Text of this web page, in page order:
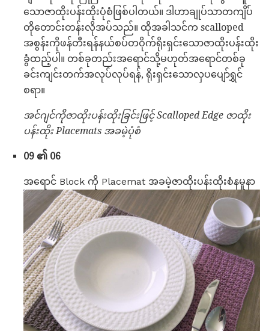
သောဇာထိုးပန်းထိုးပုံစံဖြစ်ပါတယ်။ ဒါဟာချုပ်သာတကျိပ်
တိုတောင်းတန်းလိုအပ်သည်။ ထိုအခါသင်က scalloped
အစွန်းကိုဖန်တီးရန်နယ်စပ်တဝိုက်ရိုးရှင်းသောဇာထိုးပန်းထိုး
ခွံထည့်ပါ။ တစ်ခုတည်းအရောင်သို့မဟုတ်အရောင်တစ်ခု
ခင်းကျင်းတက်အလုပ်လုပ်ရန်, ရိုးရှင်းသောလှပပျော်ရွှင်
စရာ။
အင်ဂျင်ကိုဇာထိုးပန်းထိုးခြင်းဖြင့် Scalloped Edge ဇာထိုး
ပန်းထိုး Placemats အခမဲ့ပုံစံ
09 ၏ 06
အရောင် Block ကို Placemat အခမဲ့ဇာထိုးပန်းထိုးစံနမူနာ